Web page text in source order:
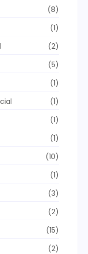
(8)
(1)
(2)
(5)
(1)
(1)
(1)
(1)
(10)
(1)
(3)
(2)
(15)
(2)